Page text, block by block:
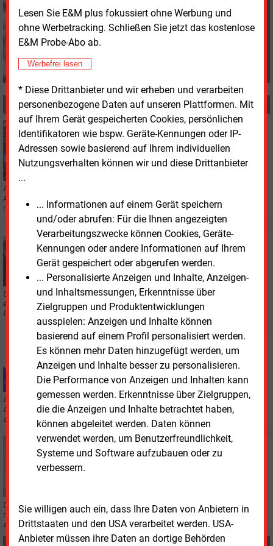
Lesen Sie E&M plus fokussiert ohne Werbung und
ohne Werbetracking. Schließen Sie jetzt das kostenlose
E&M Probe-Abo ab.
Werbefrei lesen
* Diese Drittanbieter und wir erheben und verarbeiten
personenbezogene Daten auf unseren Plattformen. Mit
auf Ihrem Gerät gespeicherten Cookies, persönlichen
Identifikatoren wie bspw. Geräte-Kennungen oder IP-
Adressen sowie basierend auf Ihrem individuellen
Nutzungsverhalten können wir und diese Drittanbieter
...
... Informationen auf einem Gerät speichern
und/oder abrufen: Für die Ihnen angezeigten
Verarbeitungszwecke können Cookies, Geräte-
Kennungen oder andere Informationen auf Ihrem
Gerät gespeichert oder abgerufen werden.
... Personalisierte Anzeigen und Inhalte, Anzeigen-
und Inhaltsmessungen, Erkenntnisse über
Zielgruppen und Produktentwicklungen
ausspielen: Anzeigen und Inhalte können
basierend auf einem Profil personalisiert werden.
Es können mehr Daten hinzugefügt werden, um
Anzeigen und Inhalte besser zu personalisieren.
Die Performance von Anzeigen und Inhalten kann
gemessen werden. Erkenntnisse über Zielgruppen,
die die Anzeigen und Inhalte betrachtet haben,
können abgeleitet werden. Daten können
verwendet werden, um Benutzerfreundlichkeit,
Systeme und Software aufzubauen oder zu
verbessern.
Sie willigen auch ein, dass Ihre Daten von Anbietern in
Drittstaaten und den USA verarbeitet werden. USA-
Anbieter müssen ihre Daten an dortige Behörden
K.Meyer-Tien@energie-
und-management.de
MEHR ZUM THEMA
BSI-Zertifizierung für Gateway-
Administrationssoftware von Arvato Systems
Arvato Systems hat die BSI-Zertifizierung für seine neue Gateway-
Administrationssoftware in der Public Cloud abgeschlossen und ermöglicht
nun den SaaS-Betrieb nach TR-03109.
Montag, 21.07.2025, 15:52
IT
Gemeinsames EDM-System von Soptim und IVU ist
Soptim und IVU haben gemeinsam ein Energiedatenmanagement-IT-System
entwickelt. Es ist sowohl bei Netzbetreibern als auch bei Vertrieben im
Einsatz. Und das soll erst der Anfang sein.
Mittwoch, 4.06.2025, 09:02
AUS DER ZEITUNG
„Wir sind Beziehungsmenschen“
Die Wilken Software Group hat ein neues Kapitel aufgeschlagen, mit neuem
Logo und hohem Anspruch, wie im Gespräch mit CEO Dominik Schwärzel
deutlich wird.
Mittwoch, 28.05.2025, 11:26
IT
Neues Logo, neues Selbstverständnis
Die Wilken Software Group trägt zwar noch die Software im Namen, hat aber
mittlerweile einen anderen Anspruch, als nur der Lieferant von IT-Lösungen
zu sein.
Teilen: